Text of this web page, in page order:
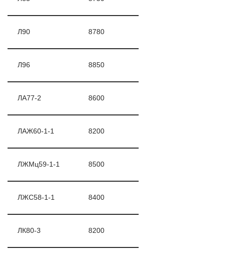
Л90 8780
Л96 8850
ЛА77-2 8600
ЛАЖ60-1-1 8200
ЛЖМц59-1-1 8500
ЛЖС58-1-1 8400
ЛК80-3 8200